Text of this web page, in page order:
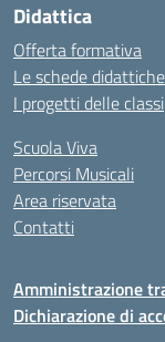
Didattica
Offerta formativa
Le schede didattiche
I progetti delle classi
Scuola Viva
Percorsi Musicali
Area riservata
Contatti
Amministrazione
Dichiarazione di